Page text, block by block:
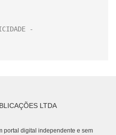
LTDA
portal digital independente e sem